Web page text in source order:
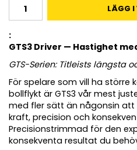
LÄGG I
:
GTS3 Driver — Hastighet
GTS-Serien: Titleists längsta
För spelare som vill ha större
bollflykt är GTS3 vår mest
med fler sätt än någonsin
kraft, precision och
Precisionstrimmad för den
konsekventa resultat du